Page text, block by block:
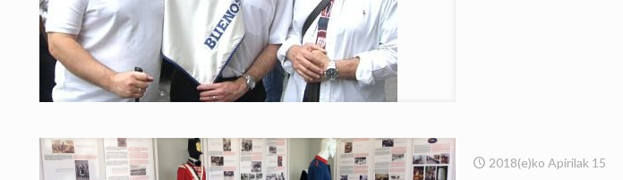
2018(e)ko Apirilak 15